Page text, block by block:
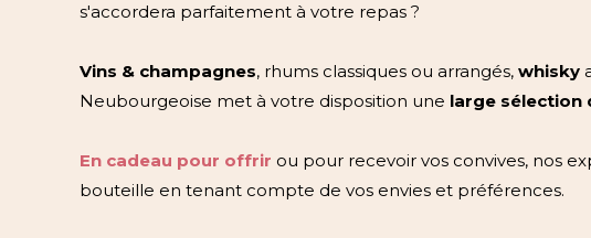
s'accordera parfaitement à votre repas ?
Vins & champagnes, rhums classiques ou arrangés, whisky
Neubourgeoise met à votre disposition une large sélection
En cadeau pour offrir ou pour recevoir vos convives, nos
bouteille en tenant compte de vos envies et préférences.